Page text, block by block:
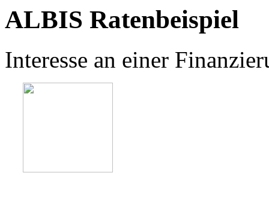
ALBIS Ratenbeispiel
Interesse an einer